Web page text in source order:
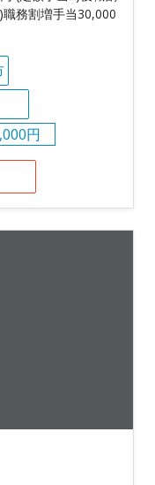
務割増手当30,000
円